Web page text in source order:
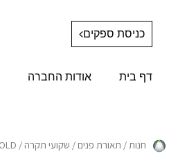
כניסת ספקים
דף בית אודות החברה
חנות/ תאורת פנים / שקועי תקרה / NIR 12W GOLD